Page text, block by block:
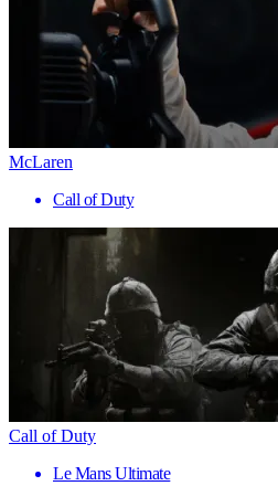
McLaren
Call of Duty
Call of Duty
Le Mans Ultimate